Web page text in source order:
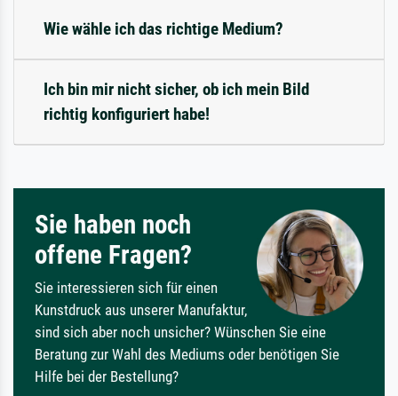
Wie wähle ich das richtige Medium?
Ich bin mir nicht sicher, ob ich mein Bild
richtig konfiguriert habe!
Sie haben noch
offene Fragen?
Sie interessieren sich für einen
Kunstdruck aus unserer Manufaktur,
sind sich aber noch unsicher? Wünschen Sie eine
Beratung zur Wahl des Mediums oder benötigen Sie
Hilfe bei der Bestellung?